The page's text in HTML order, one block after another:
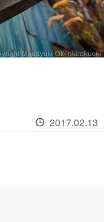
2017.02.13